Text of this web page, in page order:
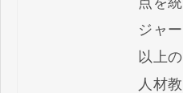
ジャ
以上
人材